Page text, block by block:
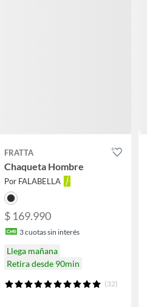
FRATTA
Chaqueta Hombre
Por FALABELLA
$ 169.990
3cuotas sin interés
Llega mañana
Retira desde 90min
(32)